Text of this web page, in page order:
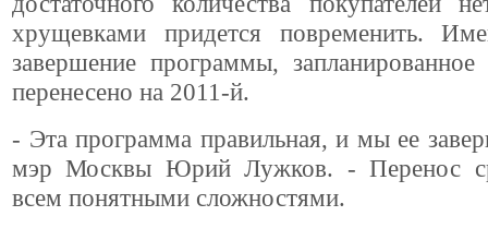
хрущевками придется повременить.
завершение программы,
перенесено на 2011-й.
- Эта программа правильная, и мы ее
мэр Москвы Юрий Лужков. - Перенос
всем понятными сложностями.